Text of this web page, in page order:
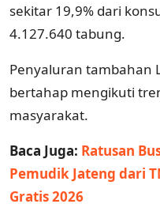
sekitar 19,9% dari
4.127.640 tabung.
Penyaluran tambahan
bertahap mengikuti
masyarakat.
Baca Juga: Ratusan
Pemudik Jateng dari
Gratis 2026